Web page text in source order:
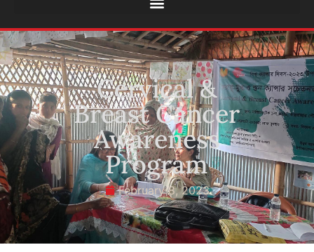
Cervical &
Breast Cancer
Awareness
Program
February 8, 2023